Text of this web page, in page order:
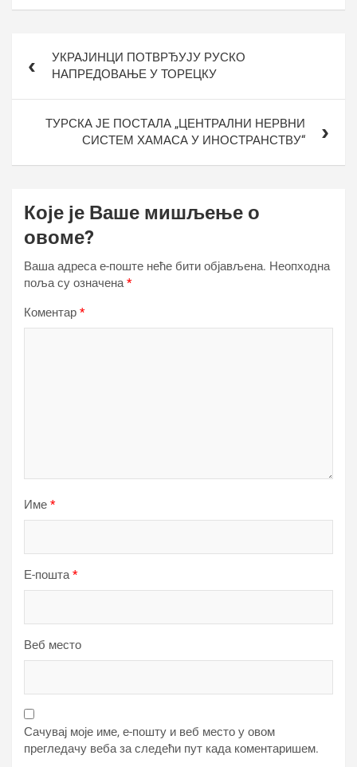
чланкаУКРАЈИНЦИ ПОТВРЂУЈУ РУСКО
НАПРЕДОВАЊЕ У ТОРЕЦКУ
ТУРСКА ЈЕ ПОСТАЛА „ЦЕНТРАЛНИ НЕРВНИ
СИСТЕМ ХАМАСА У ИНОСТРАНСТВУ“
Које је Ваше мишљење о
овоме?
Ваша адреса е-поште неће бити објављена. Неопходна
поља су означена*
Коментар *
Име *
Е-пошта*
Веб место
Сачувај моје име, е-пошту и веб место у овом
прегледачу веба за следећи пут када коментаришем.